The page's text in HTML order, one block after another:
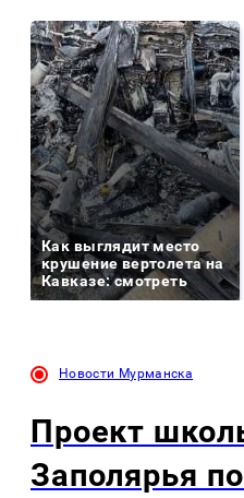
Как выглядит место
крушение вертолета на
Кавказе: смотреть
Новости Мурманска
Проект
Заполярья